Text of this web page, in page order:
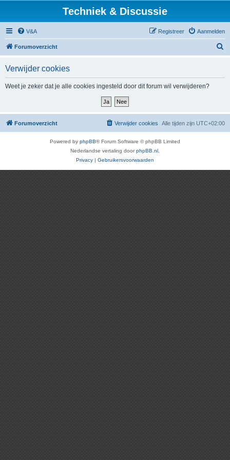
Techniek & Discussie
V&A Aanmelden
Registreer
Forumoverzicht
Verwijder cookies
Weet je zeker dat je alle cookies ingesteld door dit forum wil verwijderen?
Forumoverzicht Alle tijden zijn UTC+02:00
Verwijder cookies
Powered by phpBB® Forum Software © phpBB Limited
Nederlandse vertaling doorphpBB.nl
Privacy | Gebruikersvoorwaarden